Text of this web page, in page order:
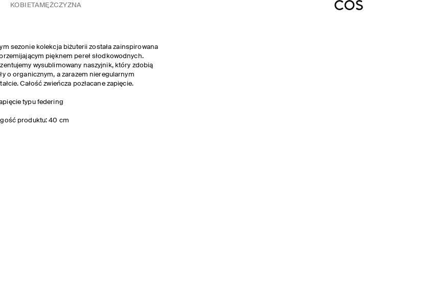
KOBIETA MĘŻCZYZNA
sezonie kolekcja biżuterii została zainspirowana
pięknem pereł słodkowodnych.
wysublimowany naszyjnik, który zdobią
o organicznym, a zarazem nieregularnym
Całość zwieńcza pozłacane zapięcie.
typu federing
produktu: 40 cm